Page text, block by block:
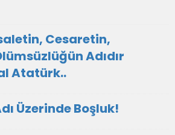
Cesaretin,
Adıdır
Atatürk..
Üzerinde Boşluk!